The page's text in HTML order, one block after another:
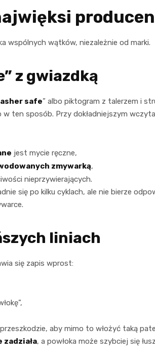
wspólnych wątków, niezależnie od marki.
z gwiazdką
safe” albo piktogram z talerzem i
ten sposób. Przy dokładniejszym
jest mycie ręczne,
zmywarką,
nieprzywierających.
się po kilku cyklach, ale nie bierze
liniach
się zapis wprost:
aby mimo to włożyć taką
zadziała, a powłoka może szybciej się